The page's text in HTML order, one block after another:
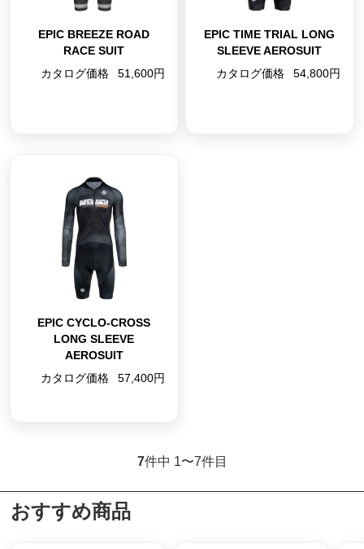
EPIC BREEZE ROAD
RACE SUIT
カタログ価格
51,600円
EPIC TIME TRIAL LONG
SLEEVE AEROSUIT
カタログ価格
54,800円
EPIC CYCLO-CROSS
LONG SLEEVE
AEROSUIT
カタログ価格
57,400円
7件中 1〜7件目
おすすめ商品